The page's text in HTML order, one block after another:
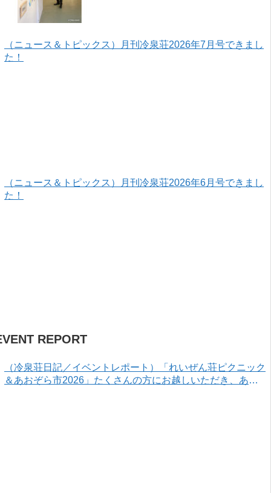
（ニュース＆トピックス）月刊冷泉荘2026年7月号できまし
た！
（ニュース＆トピックス）月刊冷泉荘2026年6月号できまし
た！
REPORT
（冷泉荘日記／イベントレポート）「れいぜん荘ピクニック
＆あおぞら市2026」たくさんの方にお越しいただき、あり